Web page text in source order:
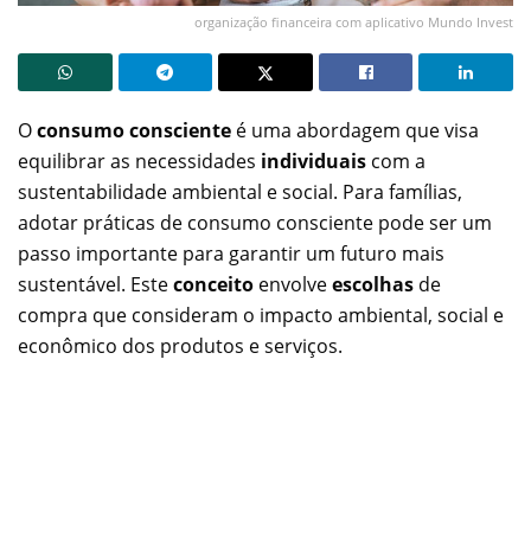
organização financeira com aplicativo Mundo Invest
Oconsumo consciente é uma abordagem que visa
equilibrar as necessidades individuais com a
sustentabilidade ambiental e social. Para famílias,
adotar práticas de consumo consciente pode ser um
passo importante para garantir um futuro mais
sustentável. Esteconceito envolveescolhas de
compra que consideram o impacto ambiental, social e
econômico dos produtos e serviços.